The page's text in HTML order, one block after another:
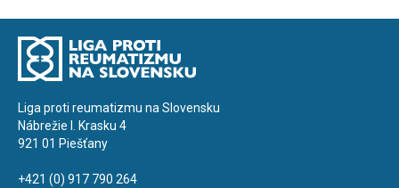
Liga proti reumatizmu na Slovensku
Nábrežie I. Krasku 4
921 01 Piešťany
+421 (0) 917 790 264